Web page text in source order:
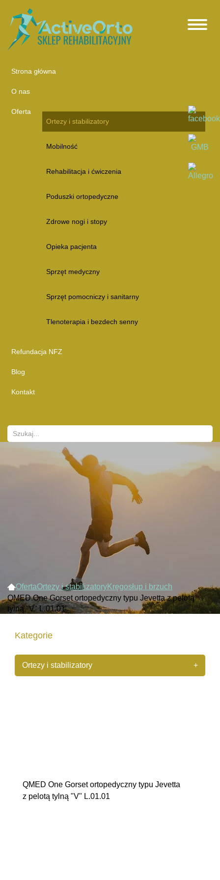
Strona główna
O nas
Oferta
Ortezy i stabilizatory
Mobilność
Rehabilitacja i ćwiczenia
Poduszki ortopedyczne
Zdrowe nogi i stopy
Opieka pacjenta
Sprzęt medyczny
Sprzęt pomocniczy i sanitarny
Tlenoterapia i bezdech senny
Refundacja NFZ
Blog
Kontakt
OfertaOrtezy i stabilizatoryKręgosłup i brzuch
QMED One Gorset ortopedyczny typu Jevetta z pelotą
tylną "V" L.01.01
Kategorie
Ortezy i stabilizatory +
QMED One Gorset ortopedyczny typu Jevetta
z pelotą tylną "V" L.01.01